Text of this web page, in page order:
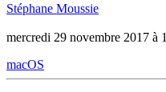
Stéphane Moussie
mercredi 29 novembre 2017 à
macOS